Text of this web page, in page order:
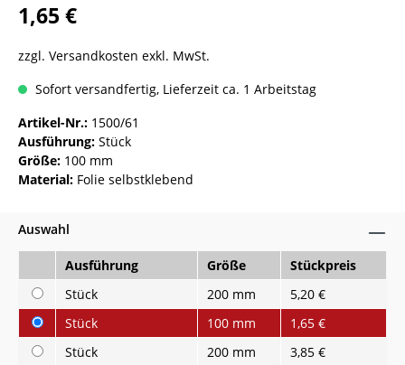
1,65 €
zzgl. Versandkosten exkl. MwSt.
Sofort versandfertig, Lieferzeit ca. 1 Arbeitstag
Artikel-Nr.: 1500/61
Ausführung: Stück
Größe: 100 mm
Material: Folie selbstklebend
Auswahl
Ausführung Größe
Stückpreis
Stück
200 mm
5,20 €
Stück
100 mm
1,65 €
Stück
200 mm
3,85 €